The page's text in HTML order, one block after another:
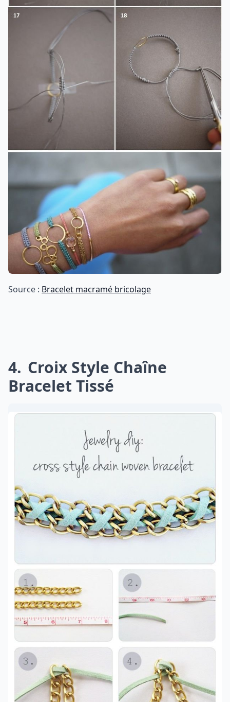
Source : Bracelet macramé bricolage
4 Croix Style Chaîne
Bracelet Tissé